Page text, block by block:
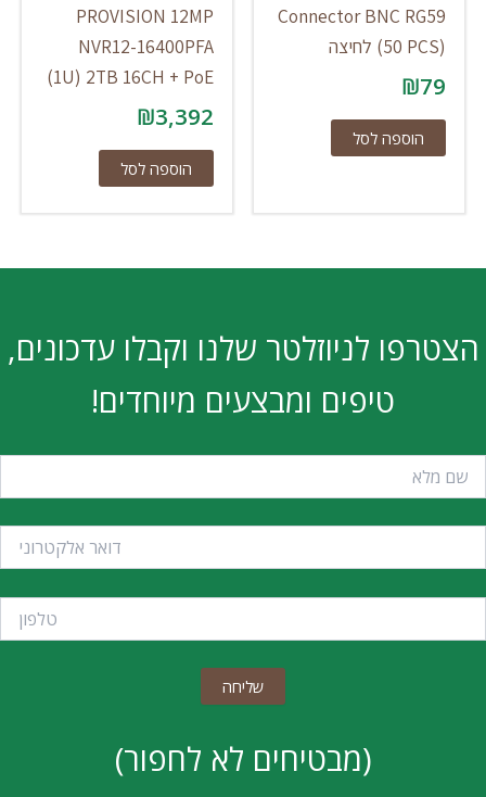
Connector BNC RG59
(50 PCS) לחיצה
₪79
הוספה לסל
PROVISION 12MP
NVR12-16400PFA
(1U) 2TB 16CH + PoE
₪3,392
הוספה לסל
הצטרפו לניוזלטר שלנו וקבלו עדכונים,
טיפים ומבצעים מיוחדים!
(מבטיחים לא לחפור)